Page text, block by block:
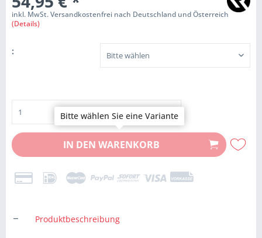
inkl. MwSt. Versandkostenfrei nach Deutschland und Österreich
(Details)
:
IN DEN WARENKORB
Produktbeschreibung
Bitte wählen Sie eine Variante